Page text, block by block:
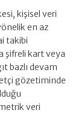
kişisel veri
en az
takibi
şifreli kart veya
bazlı devam
gözetiminde
veri